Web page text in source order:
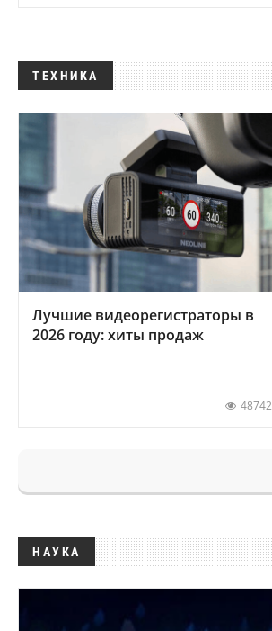
ТЕХНИКА
Лучшие видеорегистраторы в
2026 году: хиты продаж
48742
НАУКА